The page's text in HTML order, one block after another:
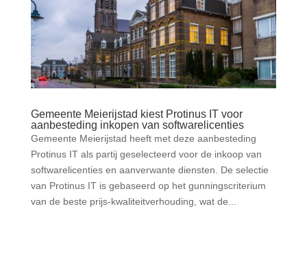
Gemeente Meierijstad kiest Protinus IT voor
aanbesteding inkopen van softwarelicenties
Gemeente Meierijstad heeft met deze aanbesteding
Protinus IT als partij geselecteerd voor de inkoop van
softwarelicenties en aanverwante diensten. De selectie
van Protinus IT is gebaseerd op het gunningscriterium
van de beste prijs-kwaliteitverhouding, wat de...